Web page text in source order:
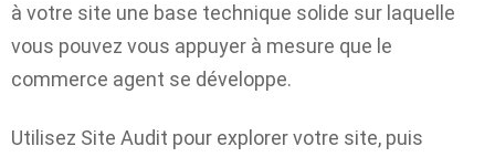
à votre site une base technique solide sur laquelle
vous pouvez vous appuyer à mesure que le
commerce agent se développe.
Utilisez Site Audit pour explorer votre site, puis